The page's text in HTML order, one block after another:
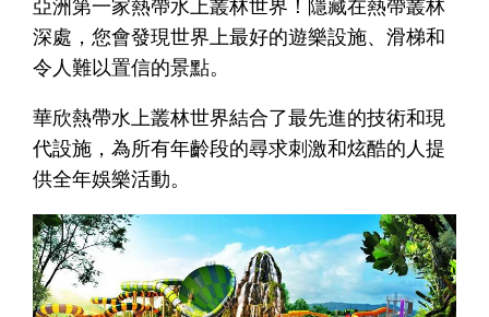
亞洲第一家熱帶水上叢林世界！隱藏在熱帶叢林
深處，您會發現世界上最好的遊樂設施、滑梯和
令人難以置信的景點。
華欣熱帶水上叢林世界結合了最先進的技術和現
代設施，為所有年齡段的尋求刺激和炫酷的人提
供全年娛樂活動。